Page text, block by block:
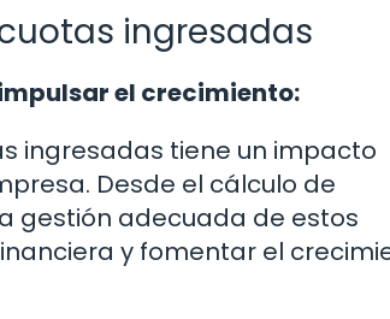
ingresadas
el crecimiento:
ingresadas tiene un impacto
Desde el cálculo de
gestión adecuada de estos
y fomentar el